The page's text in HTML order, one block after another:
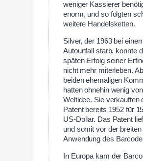
weniger Kassierer
enorm, und so folgten
weitere Handelsketten.
Silver, der 1963 bei
Autounfall starb, konnte
späten Erfolg seiner
nicht mehr miterleben.
beiden ehemaligen
hatten ohnehin wenig
Weltidee. Sie verkauften
Patent bereits 1952 für
US-Dollar. Das Patent
und somit vor der breiten
Anwendung des
In Europa kam der